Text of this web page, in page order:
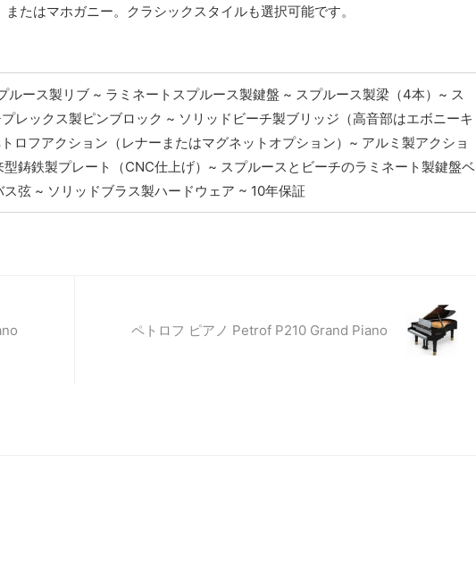
たはマホガニー。クラシックスタイルも選択可能です。
ース製リブ ~ ラミネートスプルース製鍵盤 ~ スプルース製梁（4本）~ ス
レックス製ピンブロック ~ ソリッドビーチ製ブリッジ（高音部はエボニーキ
ロフアクション（レナーまたはマグネットオプション）~ アルミ製アクショ
鋳鉄製プレート（CNC仕上げ）~ スプルースとビーチのラミネート製鍵盤ベ
弦 ~ ソリッドブラス製ハードウェア ~ 10年保証
ペトロフ ピアノ Petrof P210 Grand Piano